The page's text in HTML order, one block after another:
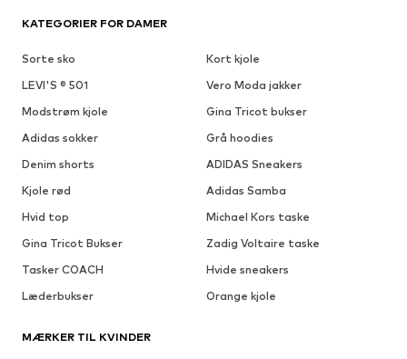
KATEGORIER FOR DAMER
Sorte sko
Kort kjole
LEVI'S ® 501
Vero Moda jakker
Modstrøm kjole
Gina Tricot bukser
Adidas sokker
Grå hoodies
Denim shorts
ADIDAS Sneakers
Kjole rød
Adidas Samba
Hvid top
Michael Kors taske
Gina Tricot Bukser
Zadig Voltaire taske
Tasker COACH
Hvide sneakers
Læderbukser
Orange kjole
MÆRKER TIL KVINDER